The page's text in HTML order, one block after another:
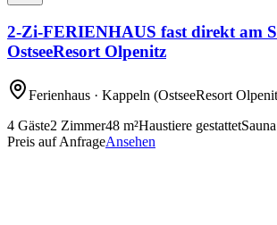
2-Zi-FERIENHAUS fast direkt am
OstseeResort Olpenitz
Ferienhaus · Kappeln (OstseeResort
4 Gäste2 Zimmer48 m²Haustiere gestattetSauna
Preis auf AnfrageAnsehen